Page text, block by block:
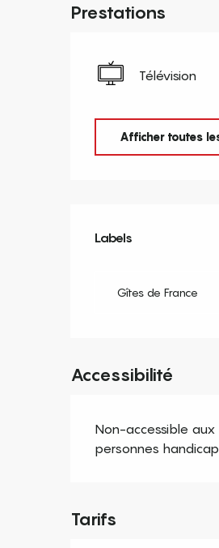
Prestations
Télévision
Afficher toutes
Offres de
Labels
Labels
Gîtes de France
Accessibilité
Non-accessible aux
personnes
Tarifs